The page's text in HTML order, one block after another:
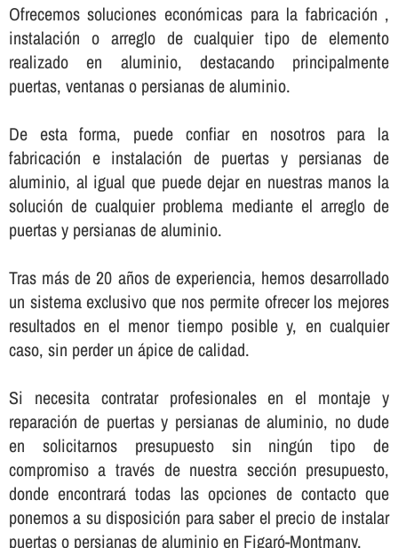
Ofrecemos soluciones económicas para la fabricación ,
instalación o arreglo de cualquier tipo de elemento
realizado en aluminio, destacando principalmente
puertas, ventanas o persianas de aluminio.
De esta forma, puede confiar en nosotros para la
fabricación e instalación de puertas y persianas de
aluminio, al igual que puede dejar en nuestras manos la
solución de cualquier problema mediante el arreglo de
puertas y persianas de aluminio.
Tras más de 20 años de experiencia, hemos desarrollado
un sistema exclusivo que nos permite ofrecer los mejores
resultados en el menor tiempo posible y, en cualquier
caso, sin perder un ápice de calidad.
Si necesita contratar profesionales en el montaje y
reparación de puertas y persianas de aluminio, no dude
en solicitarnos presupuesto sin ningún tipo de
compromiso a través de nuestra sección presupuesto,
donde encontrará todas las opciones de contacto que
ponemos a su disposición para saber el precio de instalar
puertas o persianas de aluminio en Figaró-Montmany.